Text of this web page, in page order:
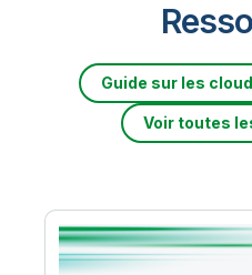
Guide sur les
Voir toutes